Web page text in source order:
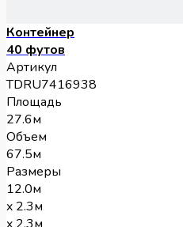
Контейнер
40 футов
Артикул
TDRU7416938
Площадь
27.6м
Объем
67.5м
Размеры
12.0м
x 2.3м